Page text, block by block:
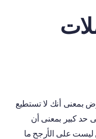
بمعنى أنك لا تستطيع
حد كبير بمعنى أن
ليست على الأرجح ما